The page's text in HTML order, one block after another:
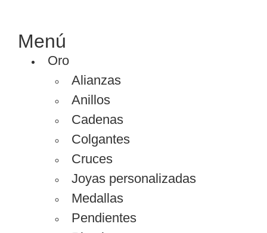
Menú
Oro
Alianzas
Anillos
Cadenas
Colgantes
Cruces
Joyas personalizadas
Medallas
Pendientes